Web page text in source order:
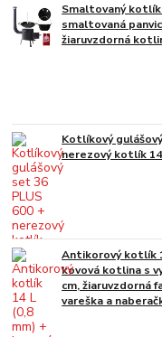
Smaltovaný kotlík
smaltovaná
žiaruvzdorná
Kotlíkový
nerezový kotlík 14
Antikorový kotlík
kovová kotlina s
cm, žiaruvzdorná
vareška a